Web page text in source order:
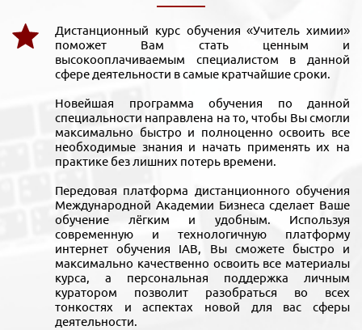
Дистанционный курс обучения «Учитель химии»
поможет Вам стать ценным и
высокооплачиваемым специалистом в данной
сфере деятельности в самые кратчайшие сроки.
Новейшая программа обучения по данной
специальности направлена на то, чтобы Вы смогли
максимально быстро и полноценно освоить все
необходимые знания и начать применять их на
практике без лишних потерь времени.
Передовая платформа дистанционного обучения
Международной Академии Бизнеса сделает Ваше
обучение лёгким и удобным. Используя
современную и технологичную платформу
интернет обучения IAB, Вы сможете быстро и
максимально качественно освоить все материалы
курса, а персональная поддержка личным
куратором позволит разобраться во всех
тонкостях и аспектах новой для вас сферы
деятельности.